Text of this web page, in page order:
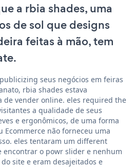
a rbia shades, uma
de sol que designs
feitas à mão, tem
seus negócios em feiras
rbia shades estava
de vender online. eles required the
a qualidade de seus
e ergonômicos, de uma forma
Ecommerce não forneceu uma
eles tentaram um different
o powr slider e nenhum
site e eram desajeitados e